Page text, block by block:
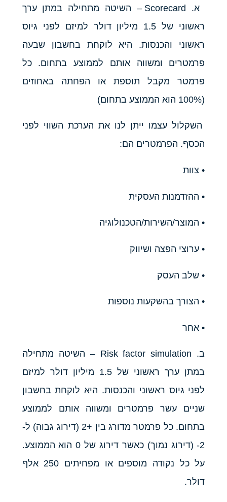
א. Scorecard – השיטה מתחילה במתן ערך
ראשוני של 1.5 מיליון דולר למיזם לפני גיוס
ראשוני והכנסות. היא לוקחת בחשבון שבעה
פרמטרים ומשווה אותם לממוצע בתחום. כל
פרמטר מקבל תוספת או הפחתה באחוזים
(100% הוא הממוצע בתחום)
השקלול עצמו ייתן לנו את הערכת השווי לפני
הכסף. הפרמטרים הם:
• צוות
• ההזדמנות העסקית
• המוצר/השירות/הטכנולוגיה
• ערוצי הפצה ושיווק
• שלב העסק
• הצורך בהשקעות נוספות
• אחר
ב. Risk factor simulation – השיטה מתחילה
במתן ערך ראשוני של 1.5 מיליון דולר למיזם
לפני גיוס ראשוני והכנסות. היא לוקחת בחשבון
שניים עשר פרמטרים ומשווה אותם לממוצע
בתחום. כל פרמטר מדורג בין +2 (דירוג גבוה) ל-
2- (דירוג נמוך) כאשר דירוג של 0 הוא הממוצע.
על כל נקודה מוספים או מפחיתים 250 אלף
דולר.